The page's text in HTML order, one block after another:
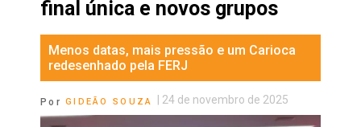
final única e novos grupos
Menos datas, mais pressão e um Carioca
redesenhado pela FERJ
Por GIDEÃO SOUZA 24 de novembro de 2025